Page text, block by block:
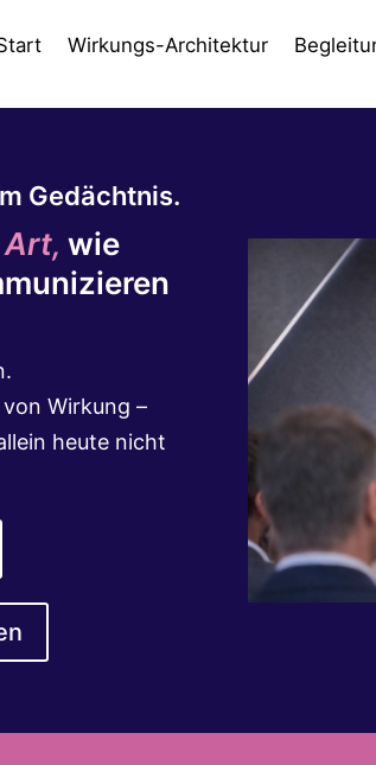
Wirkungs-Architektur
Gedächtnis.
wie
Wirkung –
heute nicht